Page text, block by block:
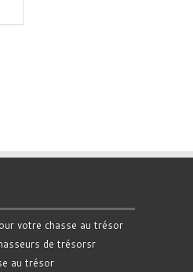
votre chasse au trésor
de trésorsr
au trésor